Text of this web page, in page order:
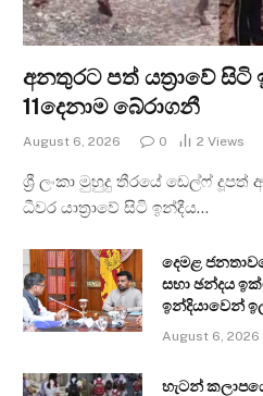
අනතුරට පත් යත්‍රාවේ
11දෙනාම බේරාගනී
August 6, 2026 0 2 Views
ශ්‍රී ලංකා මුහුදු තීරයේ ඩෙල්ෆ්
ධීවර යාත්‍රාවේ සිටි ඉන්දීය…
දෙමළ
සභා ඡන්දය
ඉන්දියාවෙන්
August 6, 2026
හැටන්